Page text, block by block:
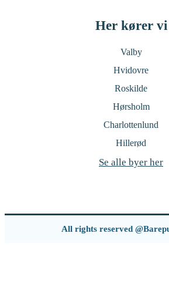
Her kører vi
Valby
Hvidovre
Roskilde
Hørsholm
Charlottenlund
Hillerød
Se alle byer her
All rights reserved